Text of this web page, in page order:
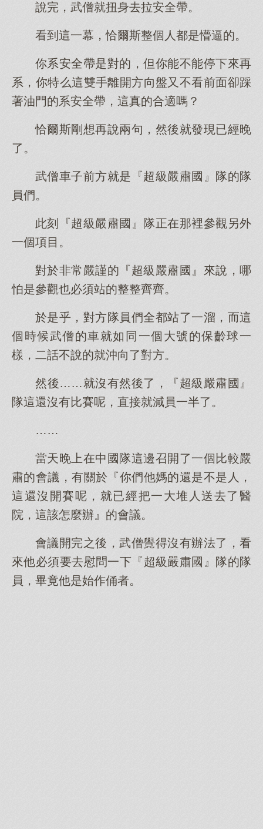
說完，武僧就扭身去拉安全帶。
看到這一幕，恰爾斯整個人都是懵逼的。
你系安全帶是對的，但你能不能停下來再
系，你特么這雙手離開方向盤又不看前面卻踩
著油門的系安全帶，這真的合適嗎？
恰爾斯剛想再說兩句，然後就發現已經晚
了。
武僧車子前方就是『超級嚴肅國』隊的隊
員們。
此刻『超級嚴肅國』隊正在那裡參觀另外
一個項目。
對於非常嚴謹的『超級嚴肅國』來說，哪
怕是參觀也必須站的整整齊齊。
於是乎，對方隊員們全都站了一溜，而這
個時候武僧的車就如同一個大號的保齡球一
樣，二話不說的就沖向了對方。
然後……就沒有然後了，『超級嚴肅國』
隊這還沒有比賽呢，直接就減員一半了。
……
當天晚上在中國隊這邊召開了一個比較嚴
肅的會議，有關於『你們他媽的還是不是人，
這還沒開賽呢，就已經把一大堆人送去了醫
院，這該怎麼辦』的會議。
會議開完之後，武僧覺得沒有辦法了，看
來他必須要去慰問一下『超級嚴肅國』隊的隊
員，畢竟他是始作俑者。